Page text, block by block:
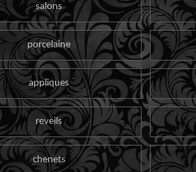
salons
porcelaine
appliques
reveils
chenets